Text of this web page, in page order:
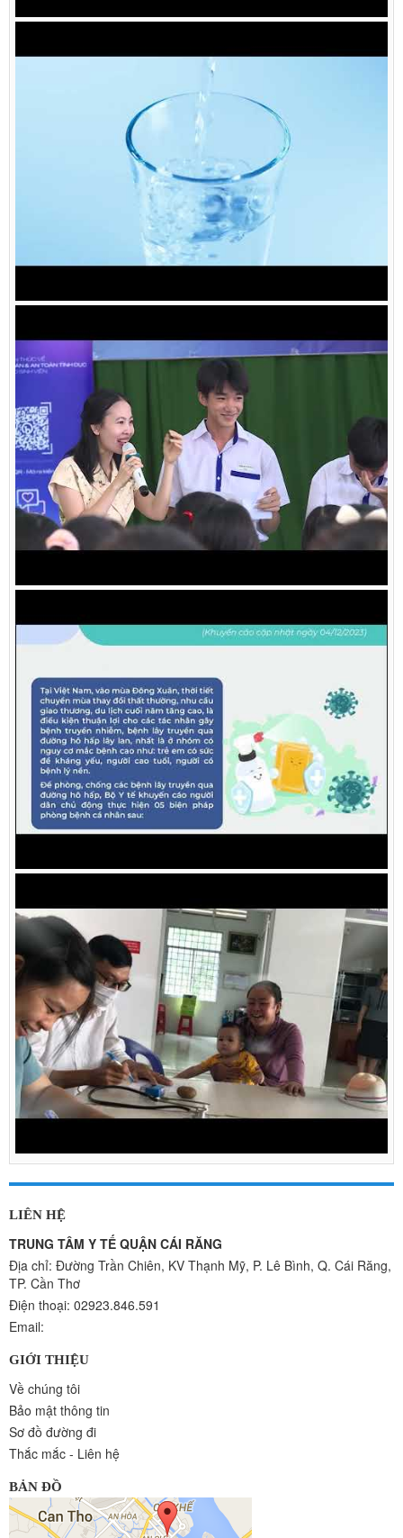
LIÊN HỆ
TRUNG TÂM Y TẾ QUẬN CÁI RĂNG
Địa chỉ: Đường Trần Chiên, KV Thạnh Mỹ, P. Lê Bình, Q. Cái Răng,
TP. Cần Thơ
Điện thoại: 02923.846.591
Email:
GIỚI THIỆU
Về chúng tôi
Bảo mật thông tin
Sơ đồ đường đi
Thắc mắc - Liên hệ
BẢN ĐỒ